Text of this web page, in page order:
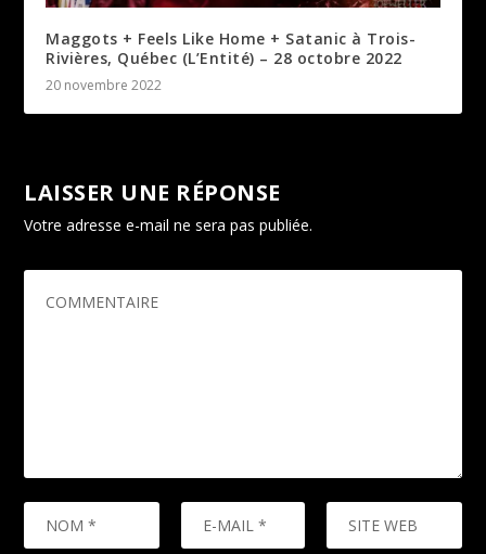
Maggots + Feels Like Home + Satanic à Trois-
Rivières, Québec (L’Entité) – 28 octobre 2022
20 novembre 2022
LAISSER UNE RÉPONSE
Votre adresse e-mail ne sera pas publiée.
obligatoires sont indiqués avec